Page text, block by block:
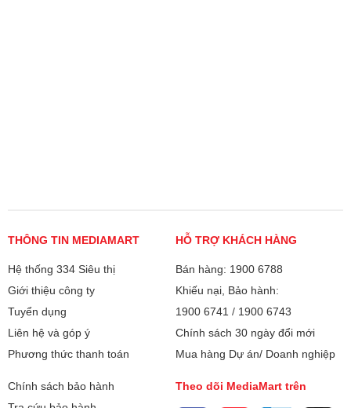
THÔNG TIN MEDIAMART
Hệ thống 334 Siêu thị
Giới thiệu công ty
Tuyển dụng
Liên hệ và góp ý
Phương thức thanh toán
HỖ TRỢ KHÁCH HÀNG
Bán hàng: 1900 6788
Khiếu nại, Bảo hành:
1900 6741 / 1900 6743
Chính sách 30 ngày đổi mới
Mua hàng Dự án/ Doanh nghiệp
Chính sách bảo hành
Theo dõi MediaMart trên